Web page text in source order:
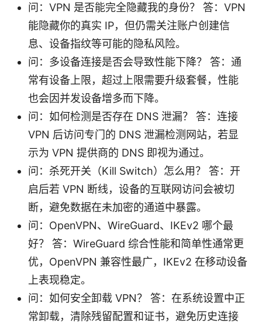
问：VPN 是否能完全隐藏我的身份？ 答：VPN
能隐藏你的真实 IP，但仍需关注账户创建信
息、设备指纹等可能的隐私风险。
问：多设备连接是否会导致性能下降？ 答：通
常有设备上限，超过上限需要升级套餐，性能
也会因并发设备增多而下降。
问：如何检测是否存在 DNS 泄漏？ 答：连接
VPN 后访问专门的 DNS 泄漏检测网站，若显
示为 VPN 提供商的 DNS 即视为通过。
问：杀死开关（Kill Switch）怎么用？ 答：开
启后若 VPN 断线，设备的互联网访问会被切
断，避免数据在未加密的通道中暴露。
问：OpenVPN、WireGuard、IKEv2 哪个最
好？ 答：WireGuard 综合性能和简单性通常更
优，OpenVPN 兼容性最广，IKEv2 在移动设备
上表现稳定。
问：如何安全卸载 VPN？ 答：在系统设置中正
常卸载，清除残留配置和证书，避免历史连接